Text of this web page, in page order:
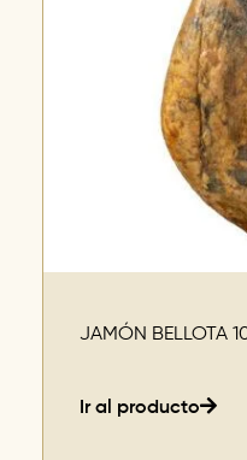
JAMÓN BELLOTA
Ir al producto